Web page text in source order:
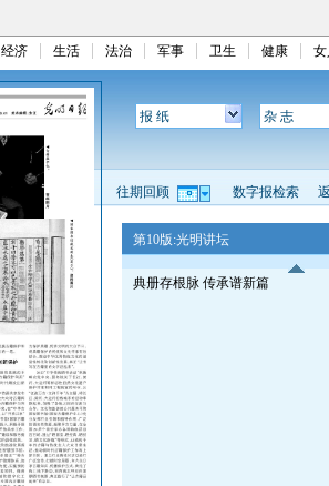
经济 生活 法治 军事 卫生 健康 女
报 纸 杂 志
往期回顾 数字报检索
第10版:光明讲坛
典册存根脉 传承谱新篇